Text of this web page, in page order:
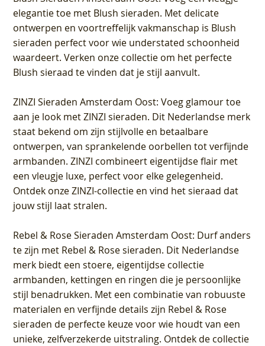
elegantie toe met Blush sieraden. Met delicate
ontwerpen en voortreffelijk vakmanschap is Blush
sieraden perfect voor wie understated schoonheid
waardeert. Verken onze collectie om het perfecte
Blush sieraad te vinden dat je stijl aanvult.
ZINZI Sieraden Amsterdam Oost: Voeg glamour toe
aan je look met ZINZI sieraden. Dit Nederlandse merk
staat bekend om zijn stijlvolle en betaalbare
ontwerpen, van sprankelende oorbellen tot verfijnde
armbanden. ZINZI combineert eigentijdse flair met
een vleugje luxe, perfect voor elke gelegenheid.
Ontdek onze ZINZI-collectie en vind het sieraad dat
jouw stijl laat stralen.
Rebel & Rose Sieraden Amsterdam Oost: Durf anders
te zijn met Rebel & Rose sieraden. Dit Nederlandse
merk biedt een stoere, eigentijdse collectie
armbanden, kettingen en ringen die je persoonlijke
stijl benadrukken. Met een combinatie van robuuste
materialen en verfijnde details zijn Rebel & Rose
sieraden de perfecte keuze voor wie houdt van een
unieke, zelfverzekerde uitstraling. Ontdek de collectie